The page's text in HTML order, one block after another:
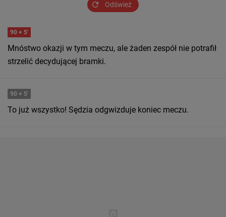
Odśwież
90 + 5'
Mnóstwo okazji w tym meczu, ale żaden zespół nie potrafił
strzelić decydującej bramki.
90 + 5'
To już wszystko! Sędzia odgwizduje koniec meczu.